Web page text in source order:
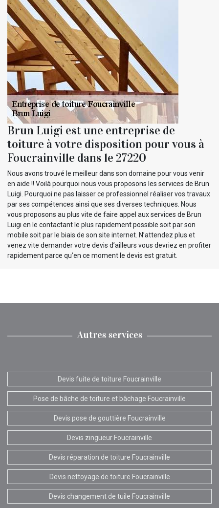
Brun Luigi est une entreprise de
toiture à votre disposition pour vous à
Foucrainville dans le 27220
Nous avons trouvé le meilleur dans son domaine pour vous venir
en aide !! Voilà pourquoi nous vous proposons les services de Brun
Luigi. Pourquoi ne pas laisser ce professionnel réaliser vos travaux
par ses compétences ainsi que ses diverses techniques. Nous
vous proposons au plus vite de faire appel aux services de Brun
Luigi en le contactant le plus rapidement possible soit par son
mobile soit par le biais de son site internet. N’attendez plus et
venez vite demander votre devis d’ailleurs vous devriez en profiter
rapidement parce qu’en ce moment le devis est gratuit.
Autres services
Devis fuite de toiture Foucrainville
Pose de bâche de toiture et bâchage Foucrainville
Devis pose de gouttière Foucrainville
Devis zingueur Foucrainville
Devis réparation de toiture Foucrainville
Devis nettoyage de toiture Foucrainville
Devis changement de tuile Foucrainville